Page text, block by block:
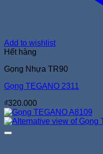
Add to wishlist
Hết hàng
Gọng Nhựa TR90
Gọng TEGANO 2311
₫320.000